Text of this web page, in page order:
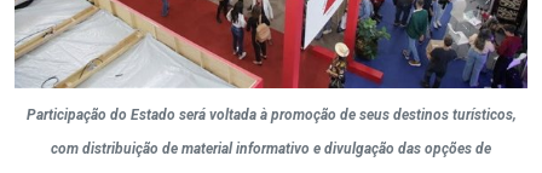
Participação do Estado será voltada à promoção de seus destinos turísticos,
com distribuição de material informativo e divulgação das opções de